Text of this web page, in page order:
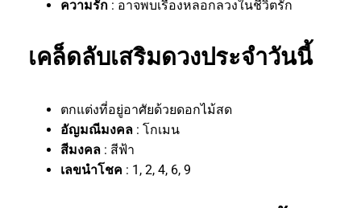
ความรัก : อาจพบเรื่องหลอกลวงในชีวิตรัก
เคล็ดลับเสริมดวงประจำวันนี้
ตกแต่งที่อยู่อาศัยด้วยดอกไม้สด
อัญมณีมงคล : โกเมน
สีมงคล : สีฟ้า
เลขนำโชค : 1, 2, 4, 6, 9